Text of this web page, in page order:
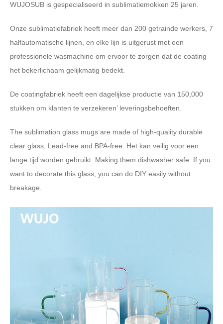
WUJOSUB is gespecialiseerd in sublimatiemokken 25 jaren.
Onze sublimatiefabriek heeft meer dan 200 getrainde werkers, 7
halfautomatische lijnen, en elke lijn is uitgerust met een
professionele wasmachine om ervoor te zorgen dat de coating
het bekerlichaam gelijkmatig bedekt.
De coatingfabriek heeft een dagelijkse productie van 150,000
stukken om klanten te verzekeren’ leveringsbehoeften.
The sublimation glass mugs are made of high-quality durable
clear glass, Lead-free and BPA-free. Het kan veilig voor een
lange tijd worden gebruikt. Making them dishwasher safe. If you
want to decorate this glass, you can do DIY easily without
breakage.